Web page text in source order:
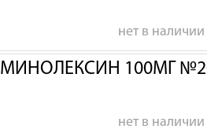
нет в наличии
МИНОЛЕКСИН 100МГ
нет в наличии